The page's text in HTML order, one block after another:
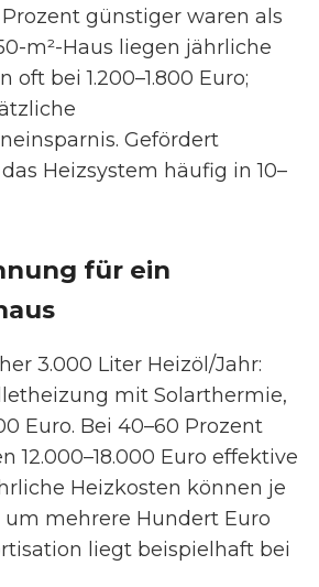
günstiger waren als
m²-Haus liegen jährliche
oft bei 1.200–1.800 Euro;
Gefördert
Heizsystem häufig in 10–
für ein
3.000 Liter Heizöl/Jahr:
mit Solarthermie,
Euro. Bei 40–60 Prozent
12.000–18.000 Euro effektive
Heizkosten können je
um mehrere Hundert Euro
liegt beispielhaft bei